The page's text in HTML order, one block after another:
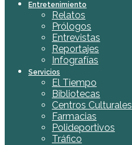
Entretenimiento
Relatos
Prólogos
Entrevistas
Reportajes
Infografías
Servicios
El Tiempo
Bibliotecas
Centros Culturales
Farmacias
Polideportivos
Tráfico